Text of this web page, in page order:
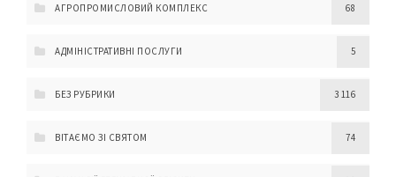
АГРОПРОМИСЛОВИЙ КОМПЛЕКС 68
АДМІНІСТРАТИВНІ ПОСЛУГИ 5
БЕЗ РУБРИКИ 3 116
ВІТАЄМО ЗІ СВЯТОМ 74